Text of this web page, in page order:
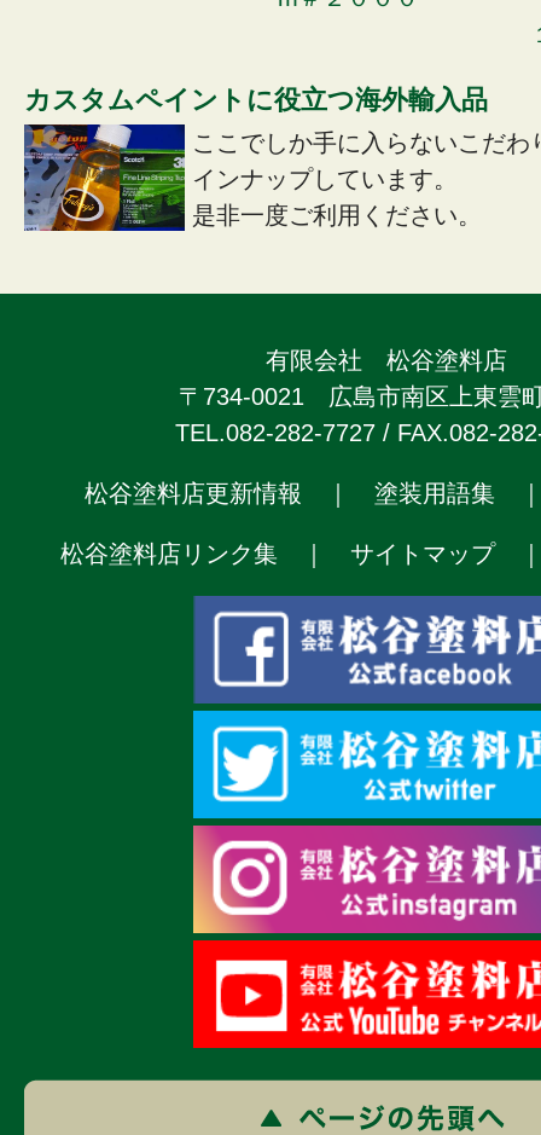
カスタムペイントに役立つ海外輸入品
ここでしか手に入らないこだわ
インナップしています。
是非一度ご利用ください。
有限会社 松谷塗料店
〒734-0021 広島市南区上東雲
TEL.082-282-7727 / FAX.082-
松谷塗料店更新情報 塗装用語集
松谷塗料店リンク集 サイトマップ